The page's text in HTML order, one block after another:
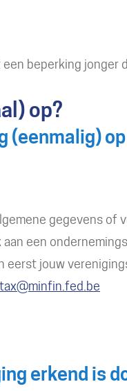
beperking jonger
op?
(eenmalig)
gegevens of
een
eerst jouw
erkend is